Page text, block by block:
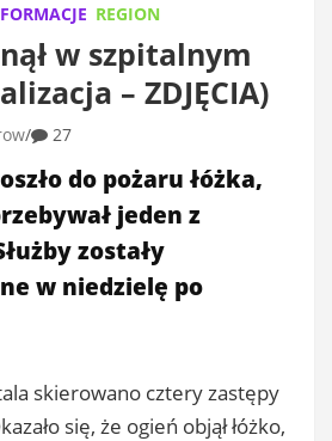
REGION
w szpitalnym
– ZDJĘCIA)
27
do pożaru łóżka,
jeden z
zostały
w niedzielę po
skierowano cztery zastępy
się, że ogień objął łóżko,